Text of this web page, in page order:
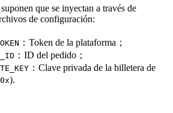
que se inyectan a través de
de configuración:
：Token de la plataforma；
：ID del pedido；
：Clave privada de la billetera de
0x).